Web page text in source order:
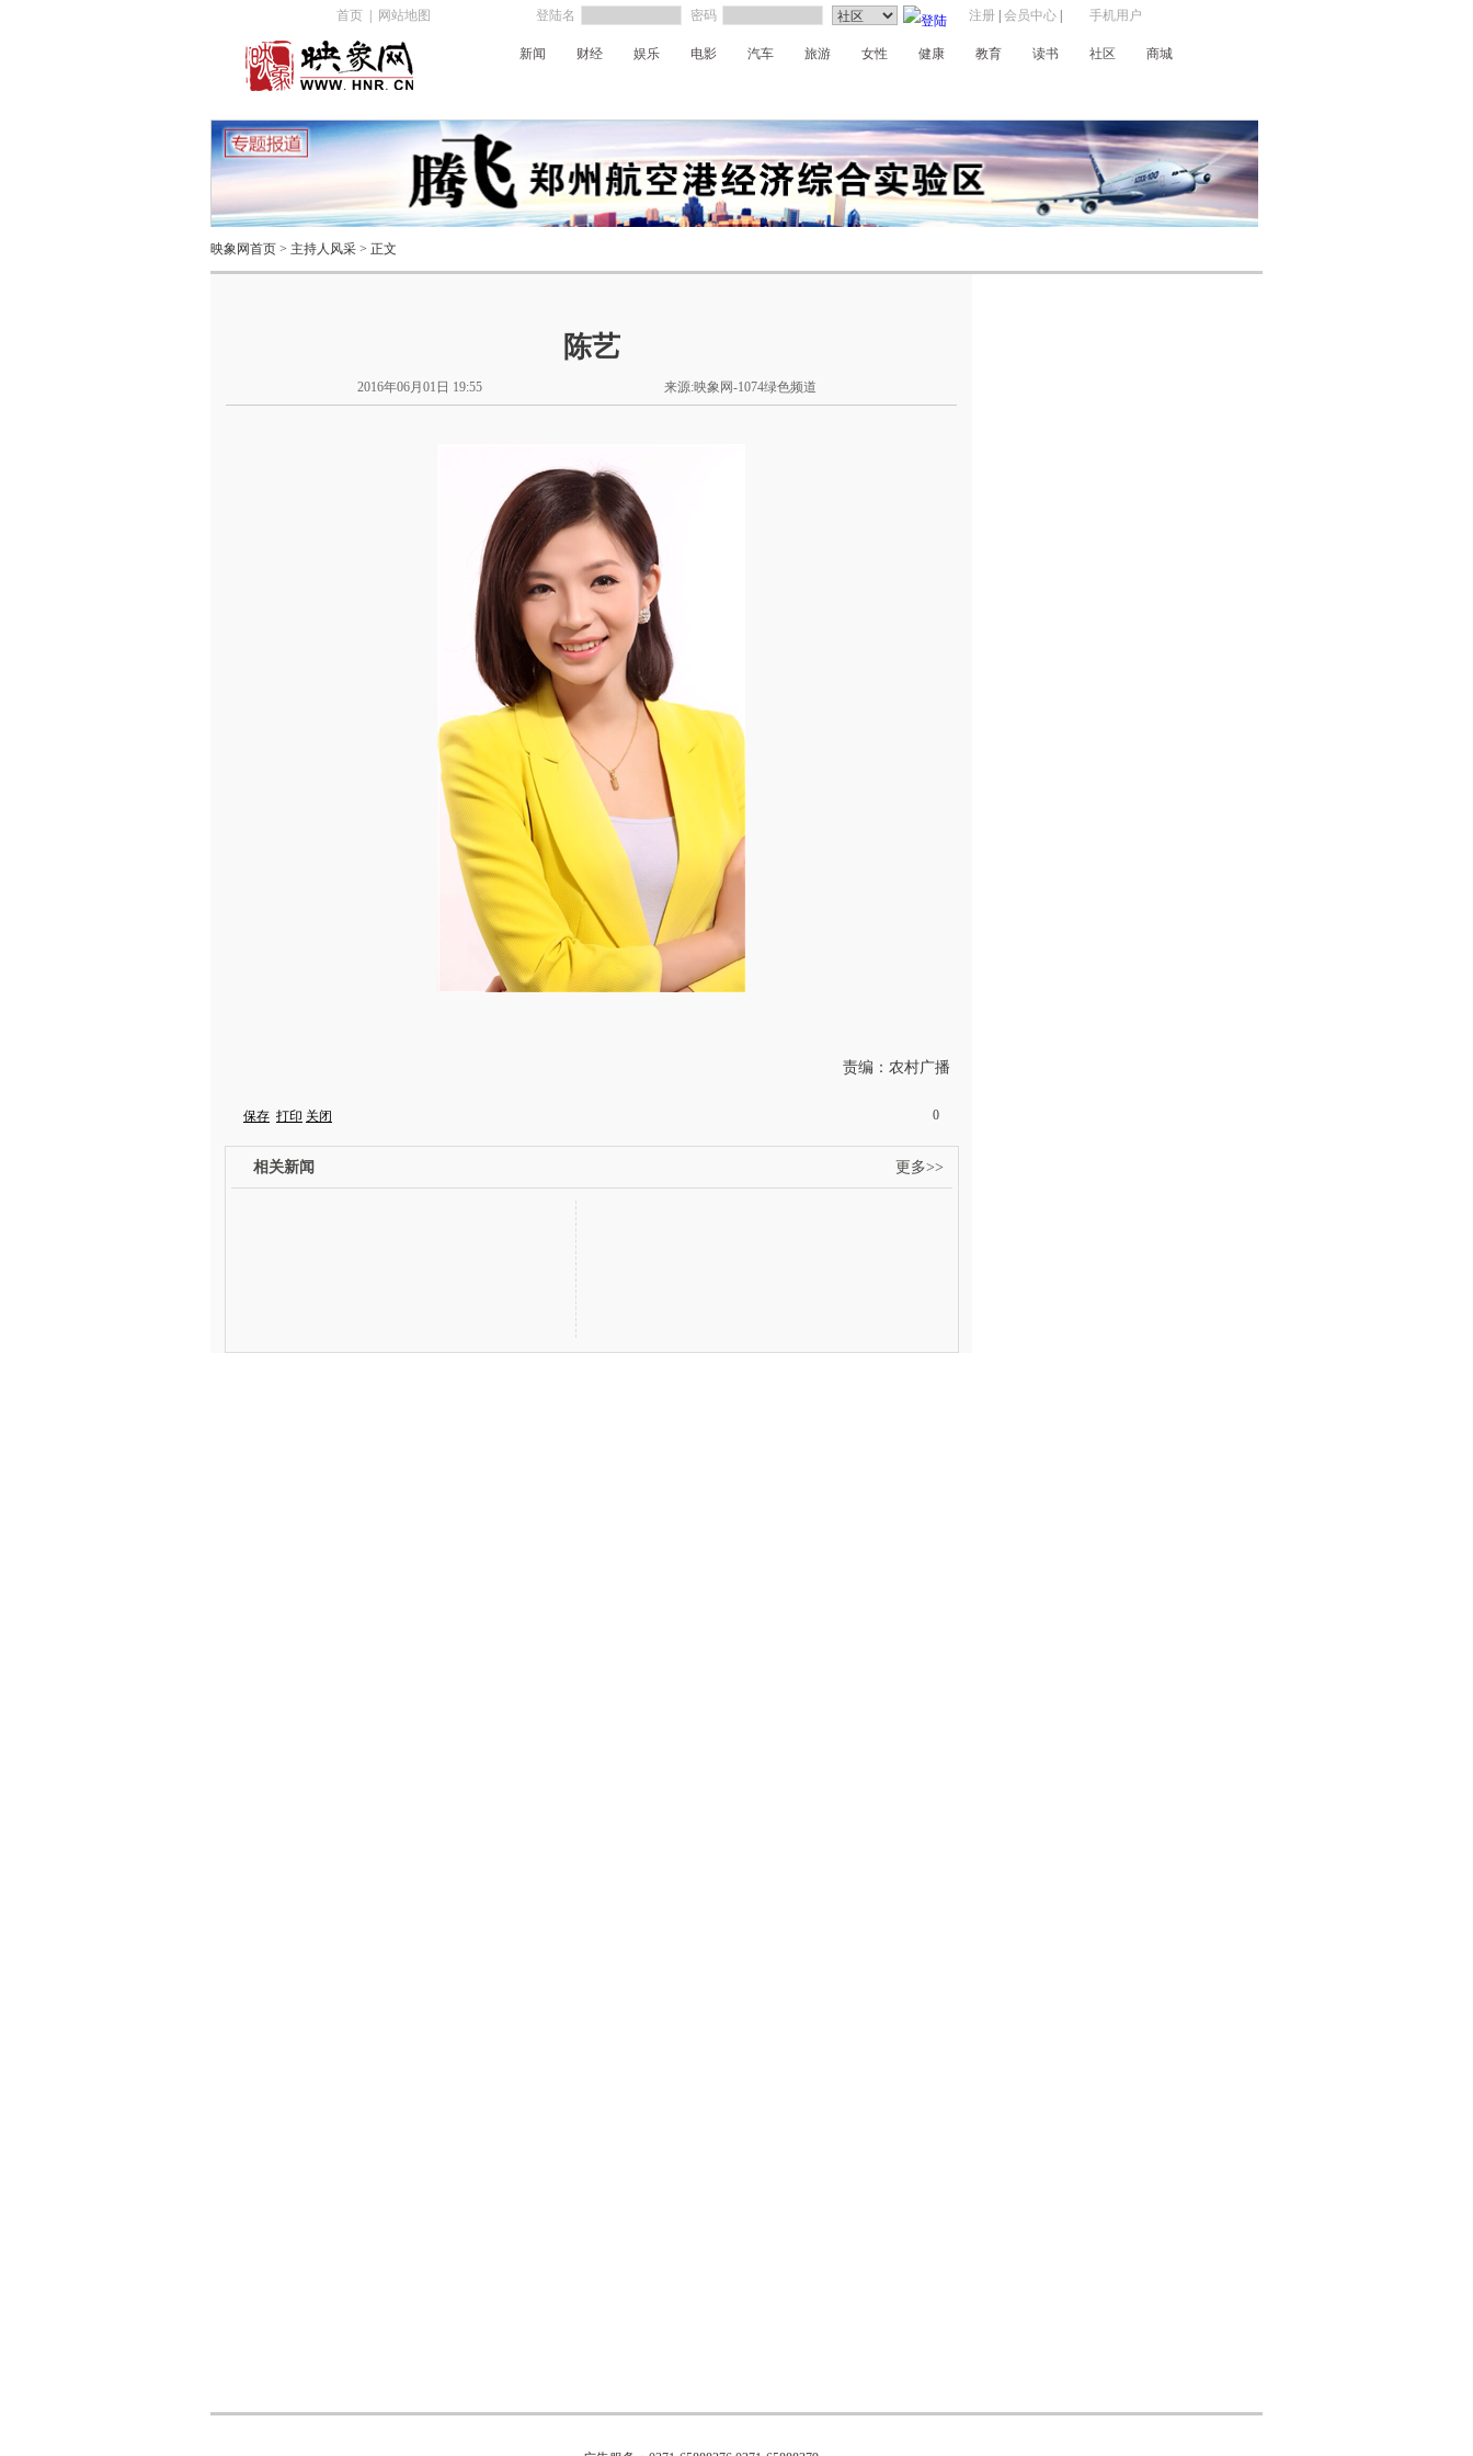
首页 网站地图 登陆名 密码 注册| 会员中心| 手机用户
新闻 财经 娱乐 电影 汽车 旅游 女性 健康 教育 读书 社区 商城
映象网首页 > 主持人风采 > 正文
陈艺
2016年06月01日 19:55 来源:映象网-1074绿色频道
责编：农村广播
保存 打印 关闭 0
相关新闻 更多>>